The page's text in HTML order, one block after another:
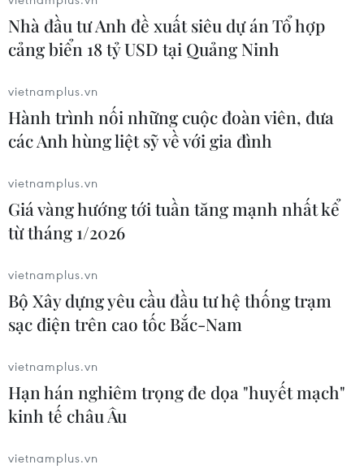
Giá dầu tăng vọt do Iran xem xét cấm
tàu Mỹ và Israel qua eo biển Hormuz
Đảng Cộng hòa đề xuất dự luật trao
Trump
07/08/2026 00:33
Giá vàng thế giới quay đầu giảm nhẹ
do áp lực chốt lời
07/08/2026 00:31
Mexico triển khai hàng nghìn binh sỹ
bảo vệ các vùng trồng bơ trọng điểm
07/08/2026 00:09
Nhà đầu tư Anh đề xuất siêu dự án Tổ hợp
cảng biển 18 tỷ USD tại Quảng Ninh
vietnamplus.vn
Hành trình nối những cuộc đoàn viên, đưa
các Anh hùng liệt sỹ về với gia đình
vietnamplus.vn
Giá vàng hướng tới tuần tăng mạnh nhất kể
từ tháng 1/2026
vietnamplus.vn
Bộ Xây dựng yêu cầu đầu tư hệ thống trạm
sạc điện trên cao tốc Bắc-Nam
vietnamplus.vn
Hạn hán nghiêm trọng đe dọa "huyết mạch"
kinh tế châu Âu
vietnamplus.vn